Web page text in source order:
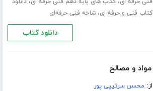
فنی حرفه ای کتاب های پایه دهم فنی حرفه ای دانلود
کتاب فنی و حرفه ای،شاخه فنی حرفه‌ای
دانلود کتاب
و مصالح
از: محسن سرتیپی پور